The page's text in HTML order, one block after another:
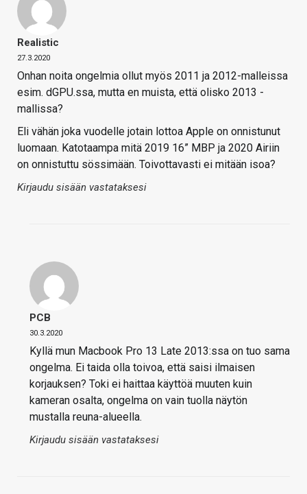
Realistic
27.3.2020
Onhan noita ongelmia ollut myös 2011 ja 2012-malleissa
esim. dGPU.ssa, mutta en muista, että olisko 2013 -
mallissa?
Eli vähän joka vuodelle jotain lottoa Apple on onnistunut
luomaan. Katotaampa mitä 2019 16” MBP ja 2020 Airiin
on onnistuttu sössimään. Toivottavasti ei mitään isoa?
Kirjaudu sisään vastataksesi
PCB
30.3.2020
Kyllä mun Macbook Pro 13 Late 2013:ssa on tuo sama
ongelma. Ei taida olla toivoa, että saisi ilmaisen
korjauksen? Toki ei haittaa käyttöä muuten kuin
kameran osalta, ongelma on vain tuolla näytön
mustalla reuna-alueella.
Kirjaudu sisään vastataksesi